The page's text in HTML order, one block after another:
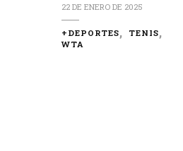
22 DE ENERO DE 2025
+DEPORTES
TENIS
WTA